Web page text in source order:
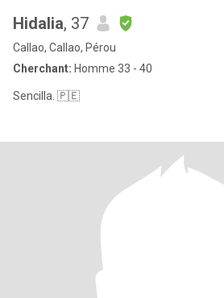
Hidalia, 37
Callao, Callao, Pérou
Cherchant: Homme 33 - 40
Sencilla. 🇵🇪